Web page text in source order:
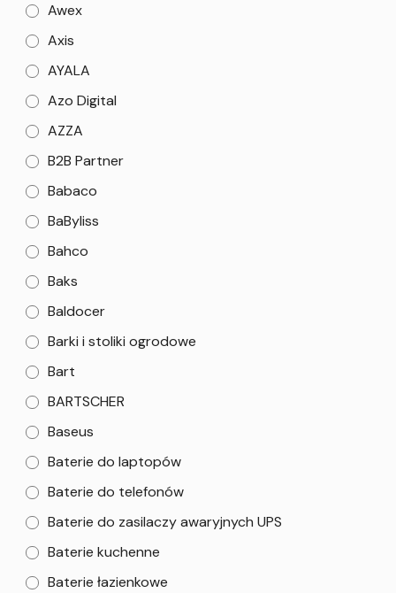
Awex
Axis
AYALA
Azo Digital
AZZA
B2B Partner
Babaco
BaByliss
Bahco
Baks
Baldocer
Barki i stoliki ogrodowe
Bart
BARTSCHER
Baseus
Baterie do laptopów
Baterie do telefonów
Baterie do zasilaczy awaryjnych UPS
Baterie kuchenne
Baterie łazienkowe